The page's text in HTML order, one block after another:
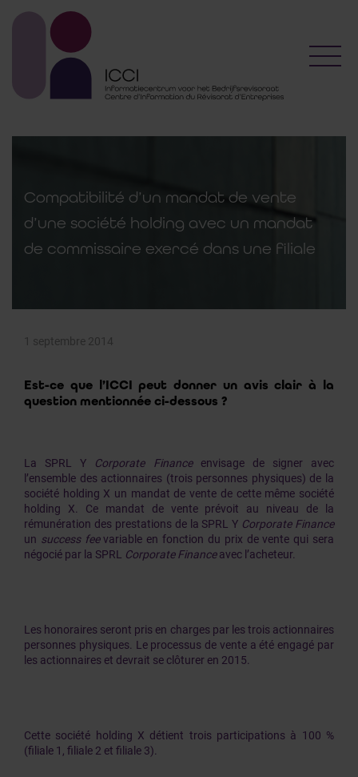
Compatibilité d’un mandat de vente
d’une société holding avec un mandat
de commissaire exercé dans une filiale
1 septembre 2014
Est-ce que l’ICCI peut donner un avis clair à la
question mentionnée ci-dessous ?
La SPRL Y Corporate Finance envisage de signer avec
l’ensemble des actionnaires (trois personnes physiques) de la
société holding X un mandat de vente de cette même société
holding X. Ce mandat de vente prévoit au niveau de la
rémunération des prestations de la SPRL Y Corporate Finance
un success feevariable en fonction du prix de vente qui sera
négocié par la SPRL
Corporate Financeavec l’acheteur.
Les honoraires seront pris en charges par les trois actionnaires
personnes physiques. Le processus de vente a été engagé par
les actionnaires et devrait se clôturer en 2015.
Cette société holding X détient trois participations à 100 %
(filiale 1, filiale 2 et filiale 3).